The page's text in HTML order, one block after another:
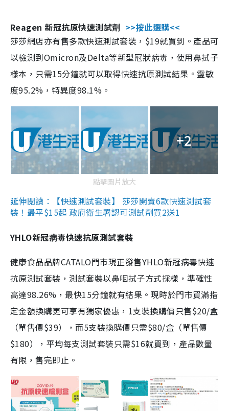
Reagen 新冠抗原快速測試劑 >>按此選購<<
莎莎網店亦有售多款快速測試套裝，$19就買到。產品可
以檢測到Omicron及Delta等新型冠狀病毒，使用鼻拭子
樣本，只需15分鐘就可以取得快速抗原測試結果。靈敏
度95.2%，特異度98.1%。
+2
點擊圖片放大
延伸閱讀：【快速測試套裝】 莎莎開賣6款快速測試套
裝！最平$15起 政府衛生署認可測試劑買2送1
YHLO新冠病毒快速抗原測試套裝
健康食品品牌CATALO門市現正發售YHLO新冠病毒快速
抗原測試套裝，測試套裝以鼻咽拭子方式採樣，準確性
高達98.26%，最快15分鐘就有結果。現時於門市買滿指
定金額換購更可享有獨家優惠，1支裝換購價只售$20/盒
（單售價$39），而5支裝換購價只需$80/盒（單售價
$180），平均每支測試套裝只需$16就買到，產品數量
有限，售完即止。